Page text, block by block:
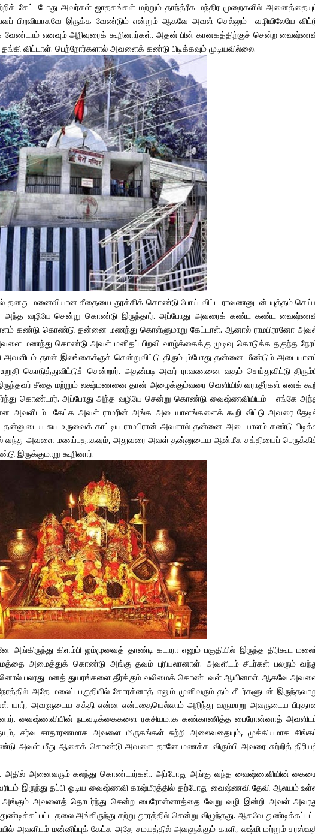
கேட்டபோது அவர்கள் ஜாதகங்கள் மற்றும் தாந்த்ரீக மந்திர முறைகளில்
பிறவியாகவே இருக்க வேண்டும் என்றும் ஆகவே அவள் செல்லும் வழியிலேயே
வேண்டாம் எனவும் அறிவுரைக் கூறினார்கள். அதன் பின் கானகத்திற்குச் சென்ற
விட்டாள். பெற்றோர்களால் அவளைக் கண்டு பிடிக்கவும் முடியவில்லை.
தனது மனைவியான சீதையை தூக்கிக் கொண்டு போய் விட்ட ராவணனுடன் யுத்தம்
அந்த வழியே சென்று கொண்டு இருந்தார். அப்போது அவரைக் கண்ட கண்ட
கண்டு கொண்டு தன்னை மணந்து கொள்ளுமாறு கேட்டாள். ஆனால் ராமபிரானோ
மணந்து கொண்டு அவள் மனிதப் பிறவி வாழ்க்கைக்கு முடிவு கொடுக்க தகுந்த
தான் இலங்கைக்குச் சென்றுவிட்டு திரும்பும்போது தன்னை மீண்டும்
கொடுத்துவிட்டுச் சென்றார். அதன்படி அவர் ராவணனை வதம் செய்துவிட்டு
இருந்தவர் சீதை மற்றும் லக்ஷ்மணனை தான் அழைக்கும்வரை வெளியில் வராதீர்கள் எனக்
கொண்டார். அப்போது அந்த வழியே சென்று கொண்டு வைஷ்ணவியிடம் எங்கே
என அவளிடம் கேட்க அவள் ராமரின் அங்க அடையாளங்களைக் கூறி விட்டு அவரை
சுய உருவைக் காட்டிய ராமபிரான் அவளால் தன்னை அடையாளம் கண்டு
வந்து அவளை மணப்பதாகவும், அதுவரை அவள் தன்னுடைய ஆன்மீக சக்தியைப்
இருக்குமாறு கூறினார்.
கிளம்பி ஜம்முவைத் தாண்டி கடாரா எனும் பகுதியில் இருந்த திரிகூட
அமைத்துக் கொண்டு அங்கு தவம் புரியலானாள். அவளிடம் சீடர்கள் பலரும்
பலரது மனத் துயரங்களை தீர்க்கும் வலிமைக் கொண்டவள் ஆயினாள். ஆகவே
அதே மலைப் பகுதியில் கோரக்னாத் எனும் முனிவரும் தம் சீடர்களுடன்
அவளுடைய சக்தி என்ன என்பதையெல்லாம் அறிந்து வருமாறு அவருடைய
வைஷ்ணவியின் நடவடிக்கைகளை ரகசியமாக கண்காணித்த பைரோன்னாத்
சர்வ சாதாரணமாக அவளை மிருகங்கள் சுற்றி அலைவதையும், முக்கியமாக
அவள் மீது ஆசைக் கொண்டு அவளை தானே மணக்க விரும்பி அவரை சுற்றித்
அதில் அனைவரும் கலந்து கொண்டார்கள். அப்போது அங்கு வந்த வைஷ்ணவியின்
இருந்து தப்பி ஓடிய வைஷ்ணவி காஷ்மீரத்தில் தற்போது வைஷ்ணவி தேவி ஆலயம்
அங்கும் அவளைத் தொடர்ந்து சென்ற பைரோன்னாத்தை வேறு வழி இன்றி அவள்
தலை அங்கிருந்து சற்று தூரத்தில் சென்று விழுந்தது. ஆகவே
அவளிடம் மன்னிப்புக் கேட்க அதே சமயத்தில் அவளுக்கும் காளி, லஷ்மி மற்றும்